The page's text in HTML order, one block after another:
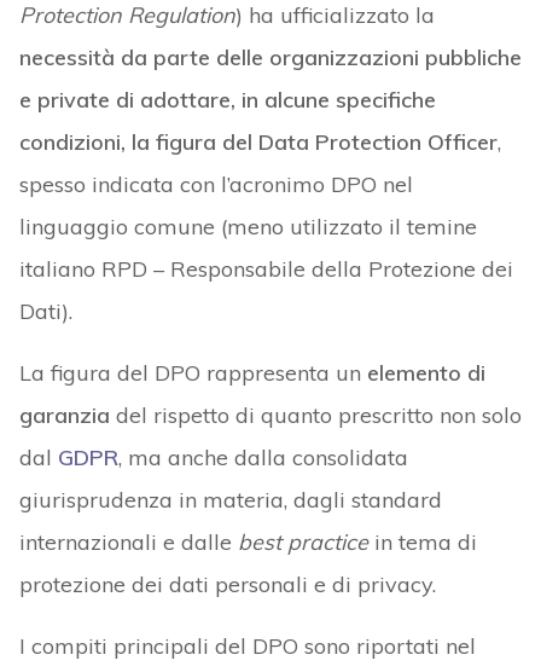
Protection Regulation) ha ufficializzato la
necessità da parte delle organizzazioni pubbliche
e private di adottare, in alcune specifiche
condizioni, la figura del Data Protection Officer,
spesso indicata con l’acronimo DPO nel
linguaggio comune (meno utilizzato il temine
italiano RPD – Responsabile della Protezione dei
Dati).
La figura del DPO rappresenta un elemento di
garanzia del rispetto di quanto prescritto non solo
dal GDPR, ma anche dalla consolidata
giurisprudenza in materia, dagli standard
internazionali e dalle best practicein tema di
protezione dei dati personali e di privacy.
I compiti principali del DPO sono riportati nel